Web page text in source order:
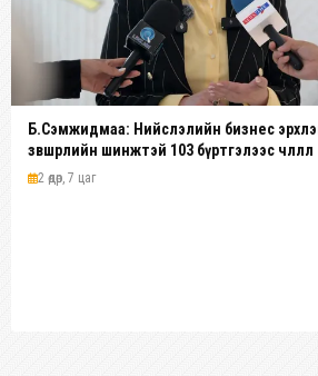
Б.Сэмжидмаа: Нийслэлийн бизнес
зөвшөөрлийн шинжтэй 103 бүртгэлээс чөлөөллөө
2 өдөр, 7 цаг